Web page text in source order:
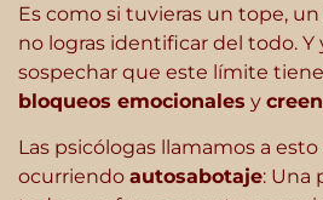
Es como si tuvieras un tope, un
no logras identificar del todo. Y
sospechar que este límite
bloqueos emocionales y
Las psicólogas llamamos a
ocurriendo autosabotaje: Una